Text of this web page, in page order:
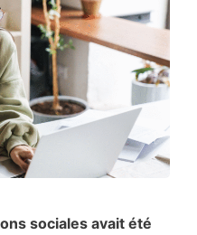
sociales avait été